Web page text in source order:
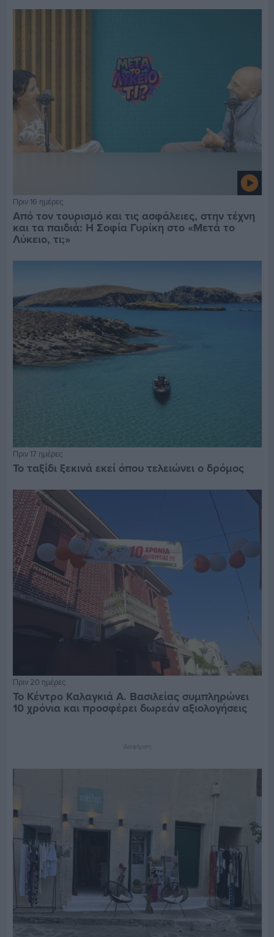
Πριν 16 ημέρες
Από τον τουρισμό και τις ασφάλειες, στην τέχνη
και τα παιδιά: Η Σοφία Γυρίκη στο «Μετά το
Λύκειο, τι;»
Πριν 17 ημέρες
Το ταξίδι ξεκινά εκεί όπου τελειώνει ο δρόμος
Πριν 20 ημέρες
Το Κέντρο Καλαγκιά Α. Βασιλείας συμπληρώνει
10 χρόνια και προσφέρει δωρεάν αξιολογήσεις
Διαφήμιση